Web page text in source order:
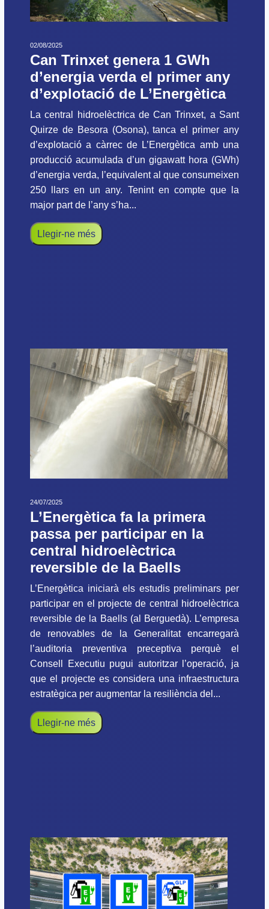
02/08/2025
Can Trinxet genera 1 GWh
d’energia verda el primer any
d’explotació de L’Energètica
La central hidroelèctrica de Can Trinxet, a Sant
Quirze de Besora (Osona), tanca el primer any
d’explotació a càrrec de L’Energètica amb una
producció acumulada d’un gigawatt hora (GWh)
d’energia verda, l’equivalent al que consumeixen
250 llars en un any. Tenint en compte que la
major part de l’any s’ha...
Llegir-ne més
24/07/2025
L’Energètica fa la primera
passa per participar en la
central hidroelèctrica
reversible de la Baells
L’Energètica iniciarà els estudis preliminars per
participar en el projecte de central hidroelèctrica
reversible de la Baells (al Berguedà). L’empresa
de renovables de la Generalitat encarregarà
l’auditoria preventiva preceptiva perquè el
Consell Executiu pugui autoritzar l’operació, ja
que el projecte es considera una infraestructura
estratègica per augmentar la resiliència del...
Llegir-ne més